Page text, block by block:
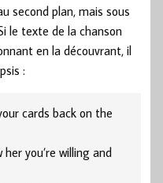
second plan, mais sous
le texte de la chanson
en la découvrant, il
:
cards back on the
you’re willing and